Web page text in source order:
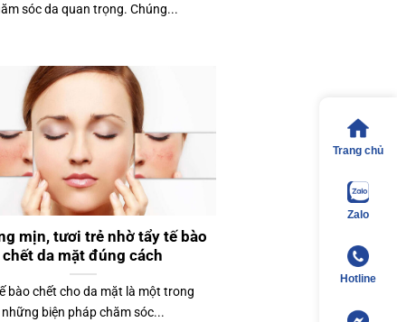
sóc da quan trọng. Chúng...
mịn, tươi trẻ nhờ tẩy tế bào
chết da mặt đúng cách
bào chết cho da mặt là một trong
những biện pháp chăm sóc...
Trang chủ
Zalo
Hotline